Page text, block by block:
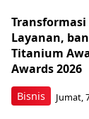
Bisnis
Layanan,
Titanium
Awards 2026
Jumat,